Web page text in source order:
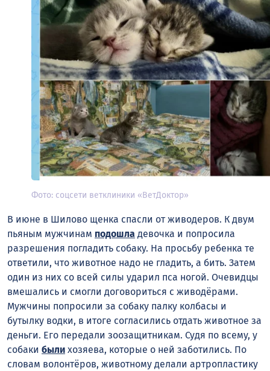
Фото: соцсети ветклиники «ВетДоктор»
В июне в Шилово щенка спасли от живодеров. К двум
пьяным мужчинам подошла девочка и попросила
разрешения погладить собаку. На просьбу ребенка те
ответили, что животное надо не гладить, а бить. Затем
один из них со всей силы ударил пса ногой. Очевидцы
вмешались и смогли договориться с живодёрами.
Мужчины попросили за собаку палку колбасы и
бутылку водки, в итоге согласились отдать животное за
деньги. Его передали зоозащитникам. Судя по всему, у
собаки были хозяева, которые о ней заботились. По
словам волонтёров, животному делали артропластику